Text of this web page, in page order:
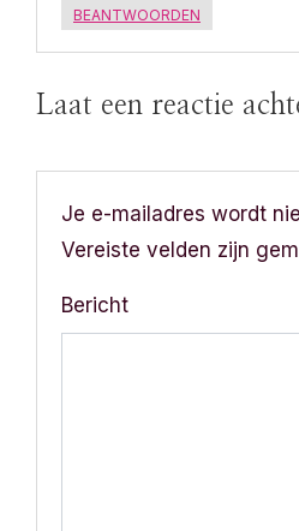
BEANTWOORDEN
Laat een reactie
Je e-mailadres wordt
Vereiste velden zijn
Bericht